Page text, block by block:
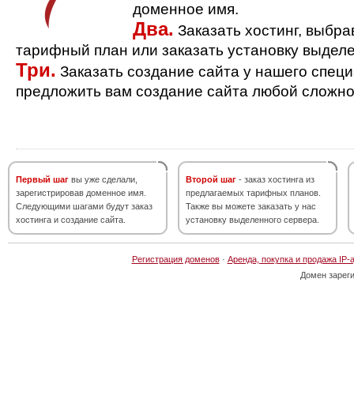
доменное имя.
Два. Заказать хостинг,
тарифный план или заказать установку
Три. Заказать создание сайта у нашего
предложить вам создание сайта любой
Первый шаг вы уже сделали,
зарегистрировав доменное имя.
Следующими шагами будут заказ
хостинга и создание сайта.
Второй шаг - заказ хостинга из
предлагаемых тарифных планов.
Также вы можете заказать у нас
установку выделенного сервера.
Регистрация доменов· Аренда, покупка и продажа IP-
Домен